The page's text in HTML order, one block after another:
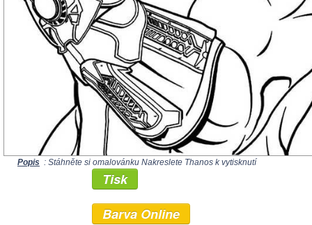
Popis : Stáhněte si omalovánku Nakreslete Thanos k vytisknutí
Tisk
Barva Online